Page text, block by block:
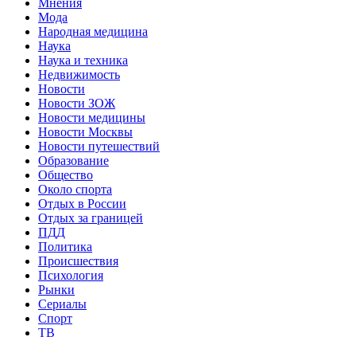
Мода
Народная медицина
Наука
Наука и техника
Недвижимость
Новости
Новости ЗОЖ
Новости медицины
Новости Москвы
Новости путешествий
Образование
Общество
Около спорта
Отдых в России
Отдых за границей
ПДД
Политика
Происшествия
Психология
Рынки
Сериалы
Спорт
ТВ